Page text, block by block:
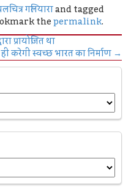
गलियाराand tagged
thepermalink.
प्रायोजित था
करेगी स्वच्छ भारत का निर्माण→